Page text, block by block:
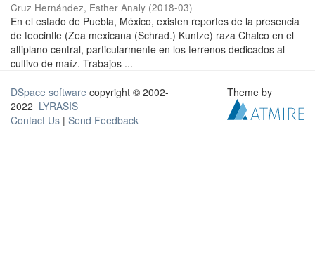
Cruz Hernández, Esther Analy (2018-03)
En el estado de Puebla, México, existen reportes de la presencia
de teocintle (Zea mexicana (Schrad.) Kuntze) raza Chalco en el
altiplano central, particularmente en los terrenos dedicados al
cultivo de maíz. Trabajos ...
DSpace software copyright © 2002-
2022 LYRASIS
Contact Us | Send Feedback
Theme by